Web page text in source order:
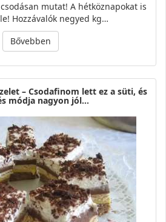
mutat! A hétköznapokat is
Hozzávalók negyed kg…
Bővebben
– Csodafinom lett ez a süti, és
módja nagyon jól…